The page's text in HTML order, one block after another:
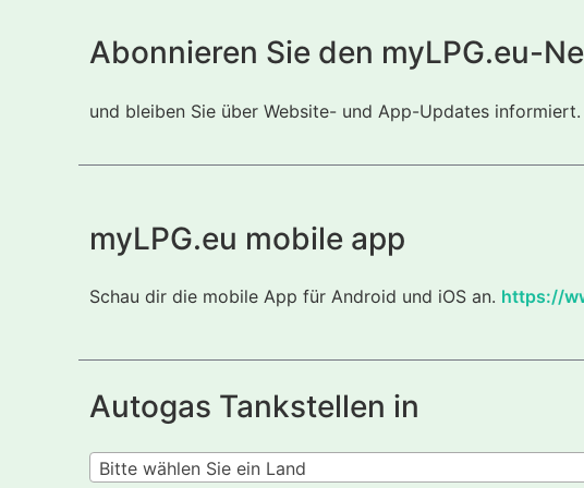
Abonnieren Sie den myLPG.eu-
und bleiben Sie über Website- und App-Updates
myLPG.eu mobile app
Schau dir die mobile App für Android und iOS an. https://
Autogas Tankstellen in
Bitte wählen Sie ein Land